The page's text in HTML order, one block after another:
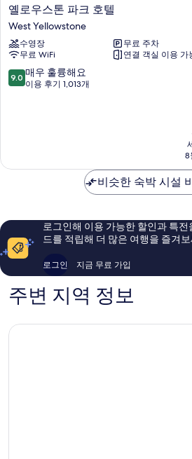
옐
로
우
스
톤
파
크
옐로우스톤 파크 호텔
West Yellowstone
수영장
무료 주차
무료 WiFi
연결 객실 이용 가
10
점
우
요,
이
용
후
기
1,013
개
9.0 매우 훌륭해요
이용 후기 1,013개
8
비슷한 숙박 시설
로그인해 이용 가능한 할인과 특
드를 적립해 더 많은 여행을 즐겨
로그인 지금 무료 가입
주변 지역 정보